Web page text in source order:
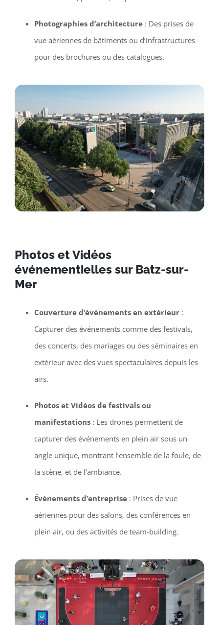
Photographies d’architecture: Des prises de
vue aériennes de bâtiments ou d’infrastructures
pour des brochures ou des catalogues.
Photos et Vidéos
événementielles sur Batz-sur-
Mer
Couverture d’événements en extérieur:
Capturer des événements comme des festivals,
des concerts, des mariages ou des séminaires en
extérieur avec des vues spectaculaires depuis les
airs.
Photos et Vidéos de festivals ou
manifestations: Les drones permettent de
capturer des événements en plein air sous un
angle unique, montrant l’ensemble de la foule, de
la scène, et de l’ambiance.
Événements d’entreprise: Prises de vue
aériennes pour des salons, des conférences en
plein air, ou des activités de team-building.